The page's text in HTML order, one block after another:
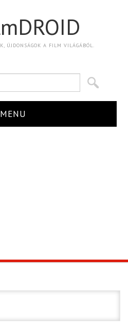
ÚJDONSÁGOK A FILM VILÁGÁBÓL.
MENU